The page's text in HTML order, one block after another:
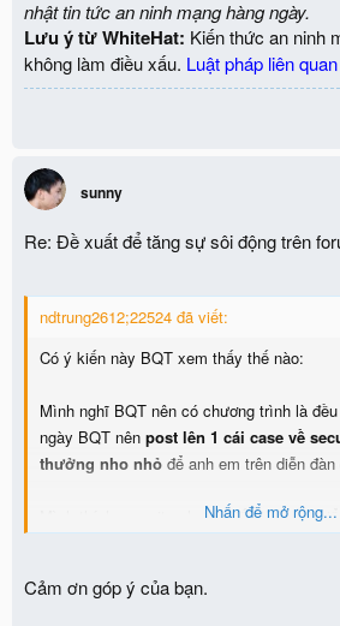
nhật tin tức an ninh mạng hàng ngày.
Lưu ý từ WhiteHat: Kiến thức an ninh
không làm điều xấu. Luật pháp liên quan
sunny
Re: Đề xuất để tăng sự sôi động trên
ndtrung2612;22524 đã viết:
Có ý kiến này BQT xem thấy thế nào:
Mình nghĩ BQT nên có chương trình là
ngày BQT nên post lên 1 cái case về
thưởng nho nhỏ để anh em trên diễn
Mình thích security nhưng kiến thức và
Mình đề xuất như vậy để thành viên trên
Nhấn để mở rộng...
Cảm ơn góp ý của bạn.